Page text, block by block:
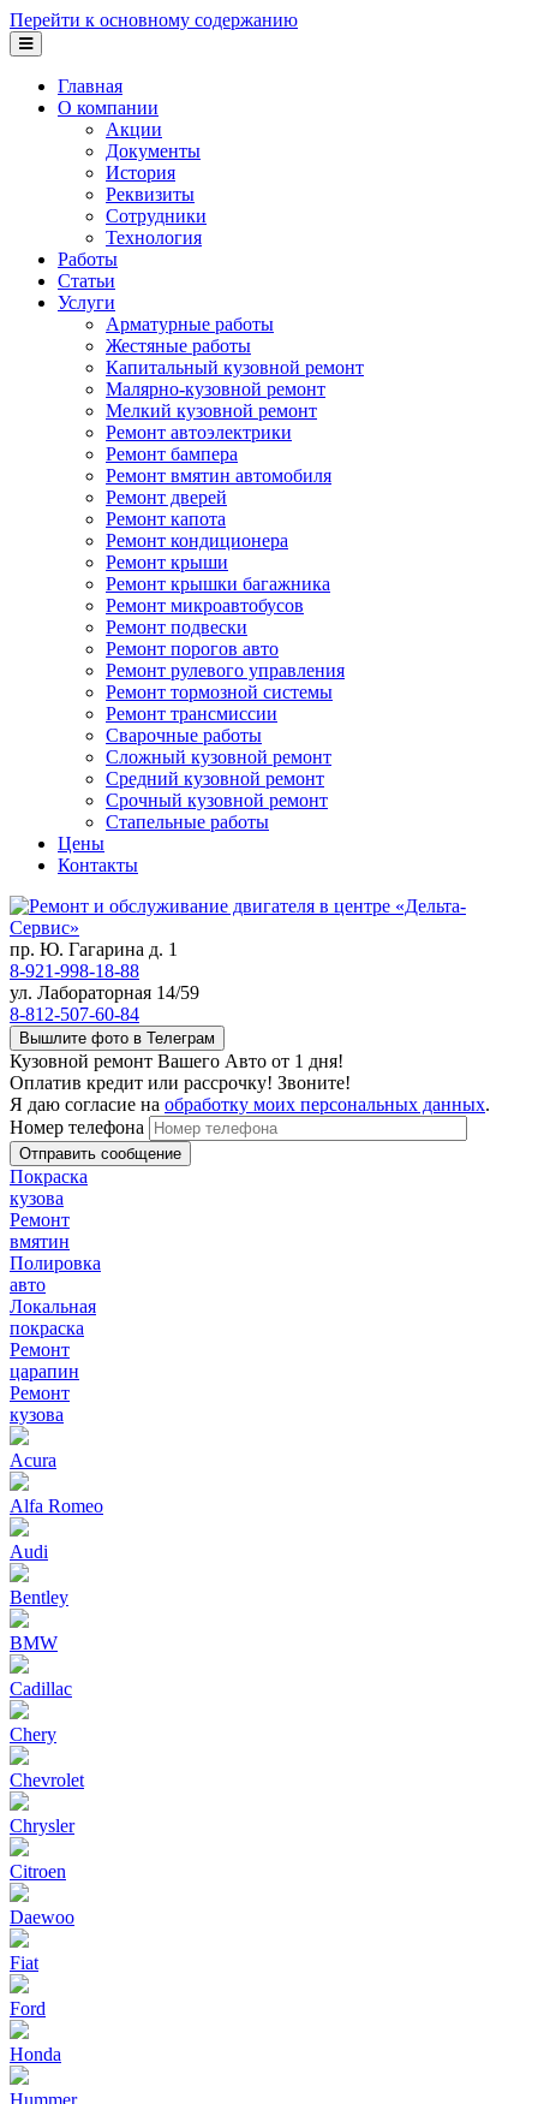
Перейти к основному содержанию
Главная
О компании
Акции
Документы
История
Реквизиты
Сотрудники
Технология
Работы
Статьи
Услуги
Арматурные работы
Жестяные работы
Капитальный кузовной ремонт
Малярно-кузовной ремонт
Мелкий кузовной ремонт
Ремонт автоэлектрики
Ремонт бампера
Ремонт вмятин автомобиля
Ремонт дверей
Ремонт капота
Ремонт кондиционера
Ремонт крыши
Ремонт крышки багажника
Ремонт микроавтобусов
Ремонт подвески
Ремонт порогов авто
Ремонт рулевого управления
Ремонт тормозной системы
Ремонт трансмиссии
Сварочные работы
Сложный кузовной ремонт
Средний кузовной ремонт
Срочный кузовной ремонт
Стапельные работы
Цены
Контакты
пр. Ю. Гагарина д. 1
8-921-998-18-88
ул. Лабораторная 14/59
8-812-507-60-84
Вышлите фото в Телеграм
Кузовной ремонт Вашего Авто от 1 дня!
Оплатив кредит или рассрочку! Звоните!
Я даю согласие на обработку моих персональных данных.
Номер телефона
Покраска
кузова
Ремонт
вмятин
Полировка
авто
Локальная
покраска
Ремонт
царапин
Ремонт
кузова
Acura
Alfa Romeo
Audi
Bentley
BMW
Cadillac
Chery
Chevrolet
Chrysler
Citroen
Daewoo
Fiat
Ford
Honda
Hummer